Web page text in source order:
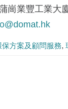
崗業豐工業大
保方案及顧問服務